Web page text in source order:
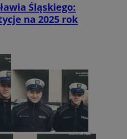
Śląskiego:
na 2025 rok